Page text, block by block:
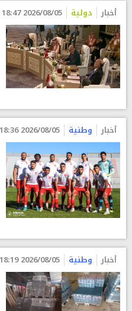
أخبار دولية 2026/08/05 18:47
أخبار وطنية 2026/08/05 18:36
أخبار وطنية 2026/08/05 18:19